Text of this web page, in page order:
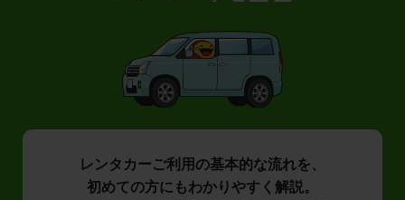
レンタカーご利用の基本的な流れを、
初めての方にもわかりやすく解説。